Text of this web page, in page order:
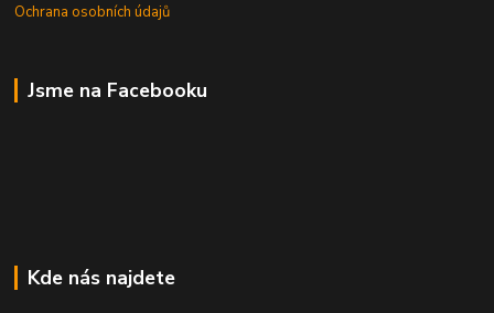
Ochrana osobních údajů
Jsme na Facebooku
Kde nás najdete